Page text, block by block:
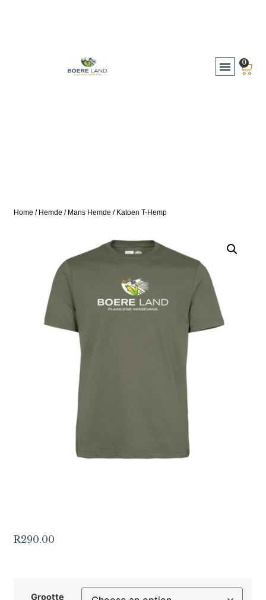
0
Home / Hemde / Mans Hemde / Katoen T-Hemp
R290.00
Grootte